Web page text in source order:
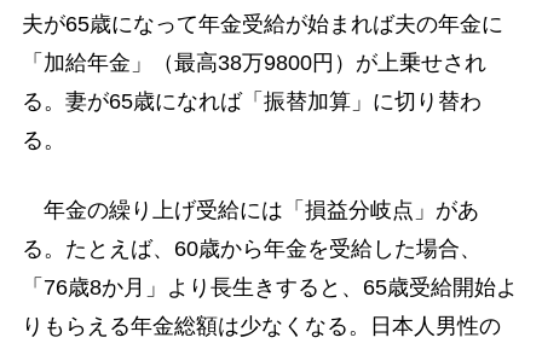
夫が65歳になって年金受給が始まれば夫の年金に
「加給年金」（最高38万9800円）が上乗せされ
る。妻が65歳になれば「振替加算」に切り替わ
る。
年金の繰り上げ受給には「損益分岐点」があ
る。たとえば、60歳から年金を受給した場合、
「76歳8か月」より長生きすると、65歳受給開始よ
りもらえる年金総額は少なくなる。日本人男性の